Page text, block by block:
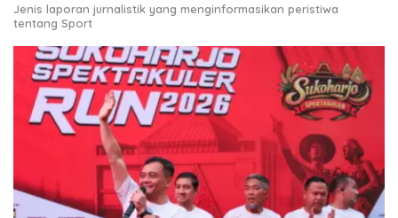
Jenis laporan jurnalistik yang menginformasikan peristiwa
tentang Sport